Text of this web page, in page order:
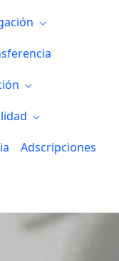
Adscripciones